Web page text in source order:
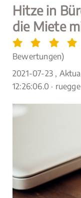
Hitze in
die Miete
Bewertungen)
2021-07-23 ,
12:26:06.0 ·